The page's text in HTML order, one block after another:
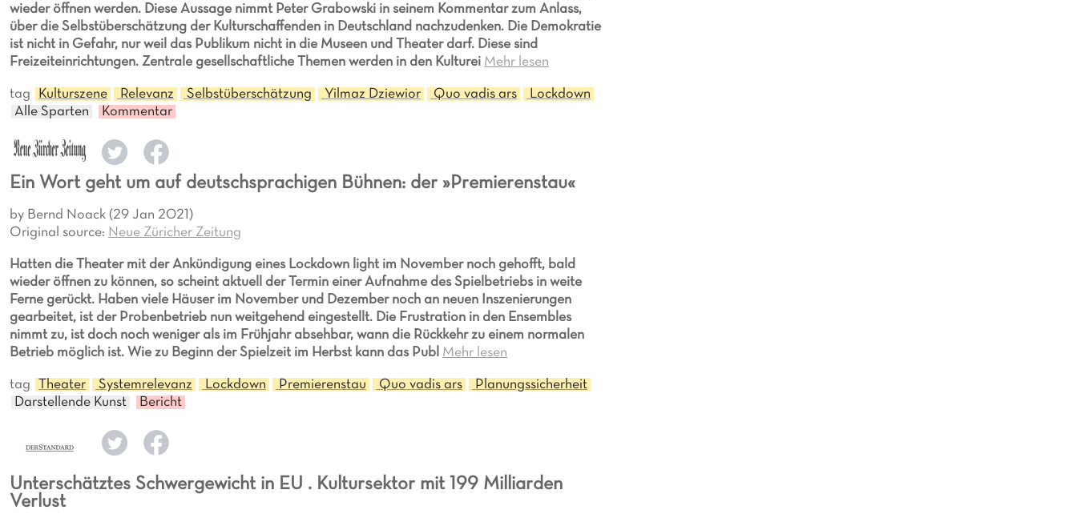
wieder öffnen werden. Diese Aussage nimmt Peter Grabowski in seinem Kommentar zum Anlass,
über die Selbstüberschätzung der Kulturschaffenden in Deutschland nachzudenken. Die Demokratie
ist nicht in Gefahr, nur weil das Publikum nicht in die Museen und Theater darf. Diese sind
Freizeiteinrichtungen. Zentrale gesellschaftliche Themen werden in den Kulturei Mehr lesen
tag Kulturszene Relevanz Selbstüberschätzung Yilmaz Dziewior Quo vadis ars
Lockdown
Alle Sparten
Kommentar
Ein Wort geht um auf deutschsprachigen Bühnen: der »Premierenstau«
by Bernd Noack (29 Jan 2021)
Original source: Neue Züricher Zeitung
Hatten die Theater mit der Ankündigung eines Lockdown light im November noch gehofft, bald
wieder öffnen zu können, so scheint aktuell der Termin einer Aufnahme des Spielbetriebs in weite
Ferne gerückt. Haben viele Häuser im November und Dezember noch an neuen Inszenierungen
gearbeitet, ist der Probenbetrieb nun weitgehend eingestellt. Die Frustration in den Ensembles
nimmt zu, ist doch noch weniger als im Frühjahr absehbar, wann die Rückkehr zu einem normalen
Betrieb möglich ist. Wie zu Beginn der Spielzeit im Herbst kann das Publ Mehr lesen
tag Theater Systemrelevanz Lockdown Premierenstau Quo vadis ars
Planungssicherheit
Darstellende Kunst
Bericht
Unterschätztes Schwergewicht in EU . Kultursektor mit 199 Milliarden
Verlust